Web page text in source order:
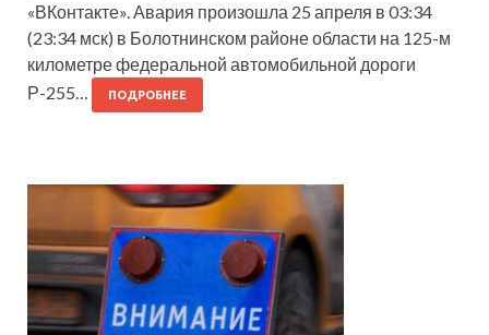
«ВКонтакте». Авария произошла 25 апреля в 03:34
(23:34 мск) в Болотнинском районе области на 125-м
километре федеральной автомобильной дороги
Р-255…
ПОДРОБНЕЕ